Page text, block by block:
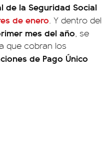
de la Seguridad Social
de enero. Y dentro del
mes del año, se
que cobran los
de Pago Único